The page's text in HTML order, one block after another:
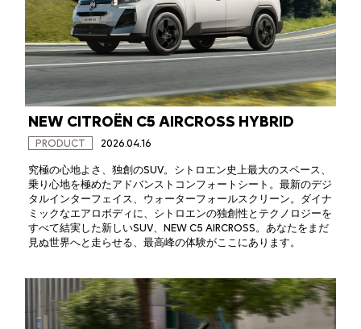
NEW CITROËN C5 AIRCROSS HYBRID
PRODUCT 2026.04.16
究極の心地よさ、独創のSUV。シトロエン史上最大のスペース、
乗り心地を極めたアドバンストコンフォートシート。最新のデジ
タルインターフェイス、ウォーターフォールスクリーン。ダイナ
ミックなエアロボディに、シトロエンの独創性とテクノロジーを
すべて結実した新しいSUV、NEW C5 AIRCROSS。あなたをまだ
見ぬ世界へと走らせる、最高峰の体験がここにあります。